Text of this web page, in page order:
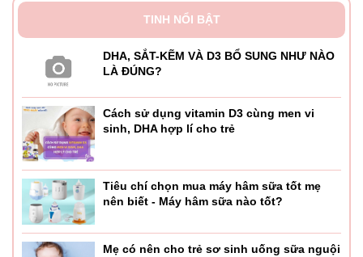
TINH NỔI BẬT
DHA, SẮT-KẼM VÀ D3 BỔ SUNG NHƯ NÀO
LÀ ĐÚNG?
Cách sử dụng vitamin D3 cùng men vi
sinh, DHA hợp lí cho trẻ
Tiêu chí chọn mua máy hâm sữa tốt mẹ
nên biết - Máy hâm sữa nào tốt?
Mẹ có nên cho trẻ sơ sinh uống sữa nguội